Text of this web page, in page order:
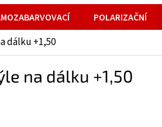
POLARIZAČNÍ
dálku +1,50
na dálku +1,50